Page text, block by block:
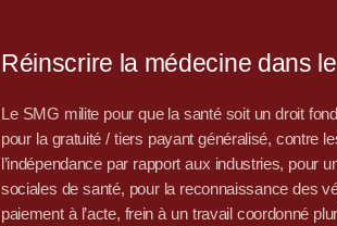
Réinscrire la médecine dans
Le SMG milite pour que la santé soit un droit
pour la gratuité / tiers payant généralisé, contre
l’indépendance par rapport aux industries, pour
sociales de santé, pour la reconnaissance des
paiement à l’acte, frein à un travail coordonné